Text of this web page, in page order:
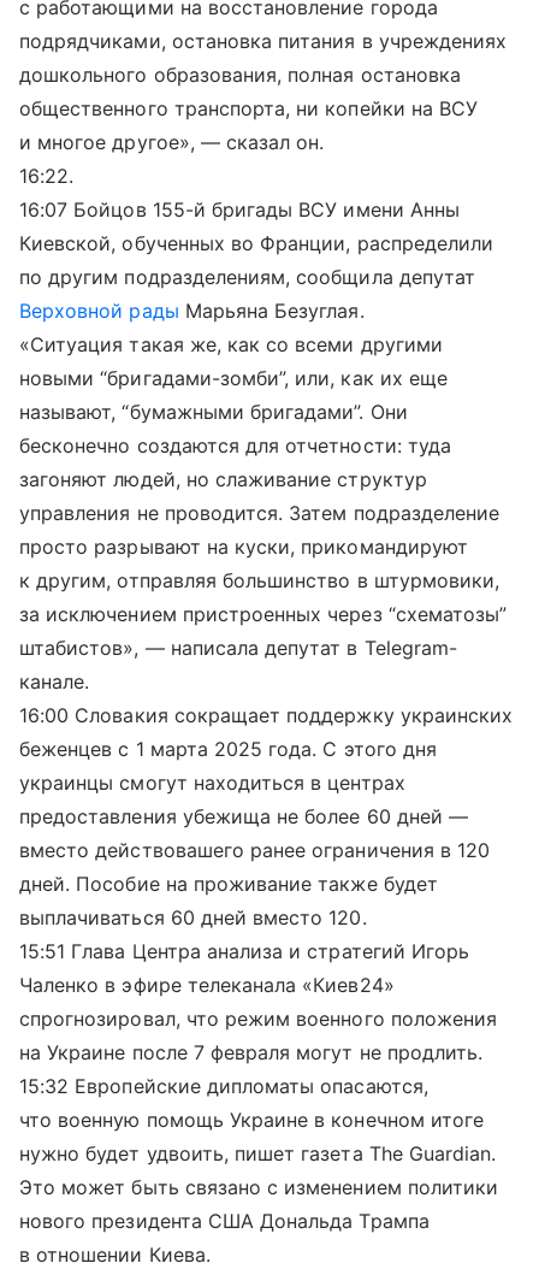
с работающими на восстановление города
подрядчиками, остановка питания в учреждениях
дошкольного образования, полная остановка
общественного транспорта, ни копейки на ВСУ
и многое другое», — сказал он.
16:22.
16:07 Бойцов 155-й бригады ВСУ имени Анны
Киевской, обученных во Франции, распределили
по другим подразделениям, сообщила депутат
Верховной рады Марьяна Безуглая.
«Ситуация такая же, как со всеми другими
новыми “бригадами-зомби”, или, как их еще
называют, “бумажными бригадами”. Они
бесконечно создаются для отчетности: туда
загоняют людей, но слаживание структур
управления не проводится. Затем подразделение
просто разрывают на куски, прикомандируют
к другим, отправляя большинство в штурмовики,
за исключением пристроенных через “схематозы”
штабистов», — написала депутат в Telegram-
канале.
16:00 Словакия сокращает поддержку украинских
беженцев с 1 марта 2025 года. С этого дня
украинцы смогут находиться в центрах
предоставления убежища не более 60 дней —
вместо действовашего ранее ограничения в 120
дней. Пособие на проживание также будет
выплачиваться 60 дней вместо 120.
15:51 Глава Центра анализа и стратегий Игорь
Чаленко в эфире телеканала «Киев24»
спрогнозировал, что режим военного положения
на Украине после 7 февраля могут не продлить.
15:32 Европейские дипломаты опасаются,
что военную помощь Украине в конечном итоге
нужно будет удвоить, пишет газета The Guardian.
Это может быть связано с изменением политики
нового президента США Дональда Трампа
в отношении Киева.